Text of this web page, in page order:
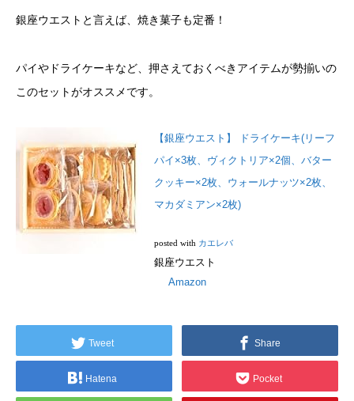
銀座ウエストと言えば、焼き菓子も定番！
パイやドライケーキなど、押さえておくべきアイテムが勢揃いの
このセットがオススメです。
【銀座ウエスト】 ドライケーキ(リーフ
パイ×3枚、ヴィクトリア×2個、バター
クッキー×2枚、ウォールナッツ×2枚、
マカダミアン×2枚)
posted with カエレバ
銀座ウエスト
Amazon
Tweet Share
Hatena Pocket